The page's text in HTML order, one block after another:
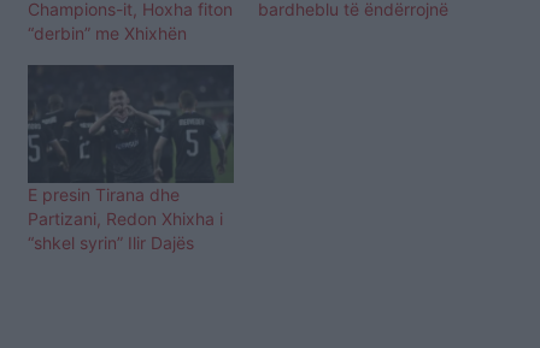
Champions-it, Hoxha fiton
“derbin” me Xhixhën
bardheblu të ëndërrojnë
E presin Tirana dhe
Partizani, Redon Xhixha i
“shkel syrin” Ilir Dajës